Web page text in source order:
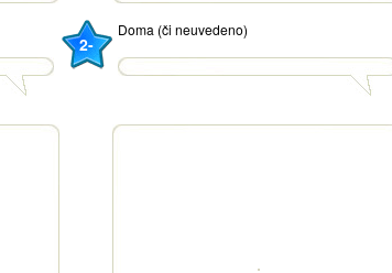
2-
Doma (či neuvedeno)